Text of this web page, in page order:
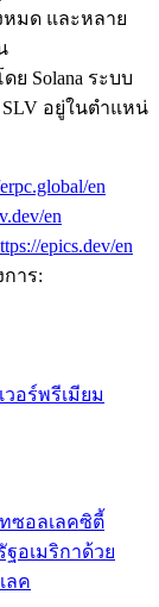
หมด และหลาย
Solana ระบบ
อยู่ในตําแหน่
en
en
epics.dev/en
การ:
อร์พรีเมียม
ทซอลเลคซิตี้
อเมริกาด้วย
ลค